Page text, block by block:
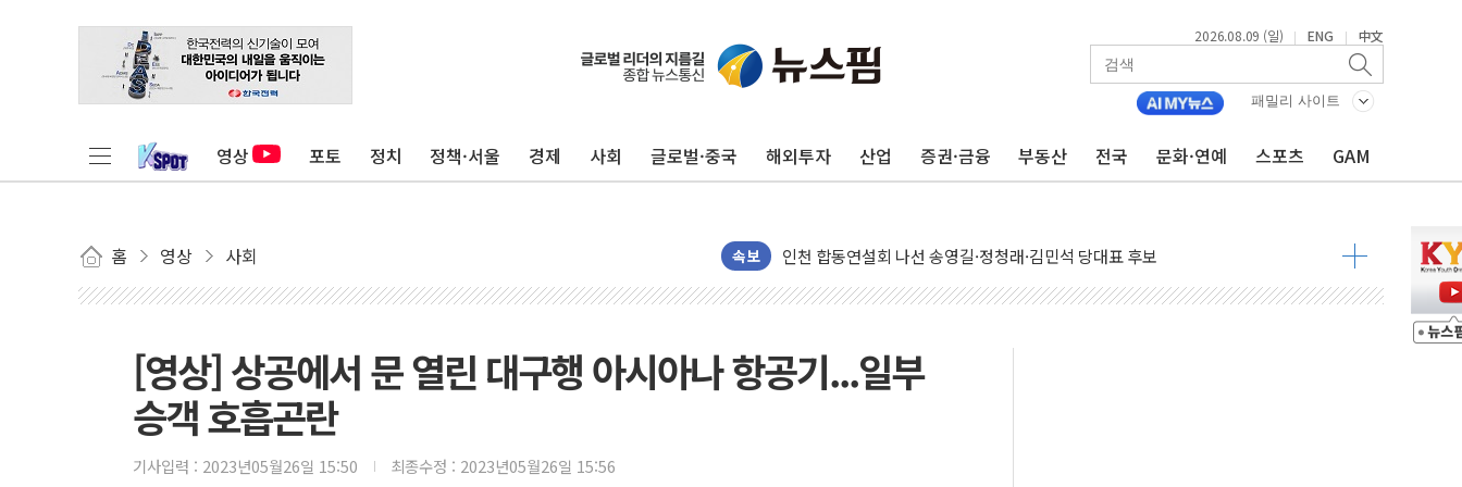
2026.08.09 (일) | ENG | 中文
패밀리 사이트
영상 포토 정치 정책·서울 경제 사회 글로벌·중국 해외투자 산업 증권·금융 부동산 전국 문화·연예 스포츠 GAM
홈 영상 사회 속보
포항시 재난예산 40억 긴급 투입…고수온 양식장 복구·지원 '총력'
울진·영덕 '호우특보'-포항 '산사태 주의보'...경북도, 호우 피해·통제구간 없어
인천 합동연설회 나선 송영길·정청래·김민석 당대표 후보
김민석, 2주차 제주·인천 경선서 정청래에 승리...47.75% vs 42.08%
[속보] 민주, 제주·인천 경선 결과 발표...김민석 47.75% 정청래 42.08%
[속보] 민주, 인천 경선 결과 발표...김민석 45.09% 정청래 43.27% 송영길 11.63%
[영상] 상공에서 문 열린 대구행 아시아나 항공기...일부
승객 호흡곤란
기사입력 : 2023년05월26일 15:50 최종수정 : 2023년05월26일 15:56